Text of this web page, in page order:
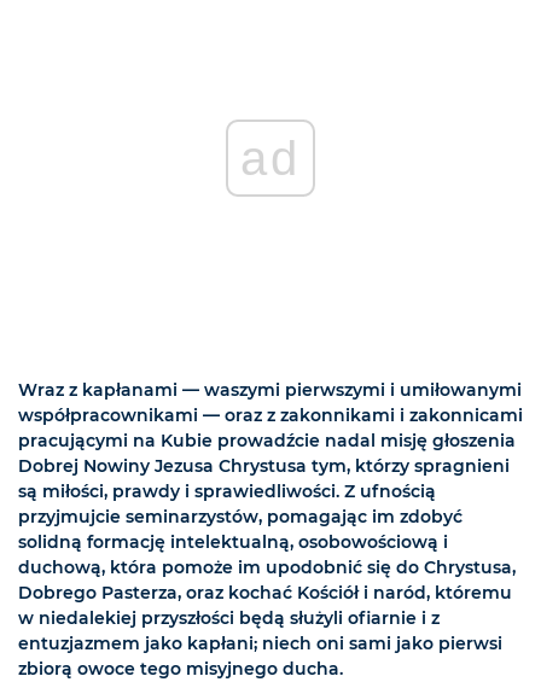
ad
Wraz z kapłanami — waszymi pierwszymi i umiłowanymi
współpracownikami — oraz z zakonnikami i zakonnicami
pracującymi na Kubie prowadźcie nadal misję głoszenia
Dobrej Nowiny Jezusa Chrystusa tym, którzy spragnieni
są miłości, prawdy i sprawiedliwości. Z ufnością
przyjmujcie seminarzystów, pomagając im zdobyć
solidną formację intelektualną, osobowościową i
duchową, która pomoże im upodobnić się do Chrystusa,
Dobrego Pasterza, oraz kochać Kościół i naród, któremu
w niedalekiej przyszłości będą służyli ofiarnie i z
entuzjazmem jako kapłani; niech oni sami jako pierwsi
zbiorą owoce tego misyjnego ducha.